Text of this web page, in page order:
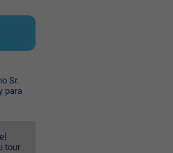
Sr.
para
tour